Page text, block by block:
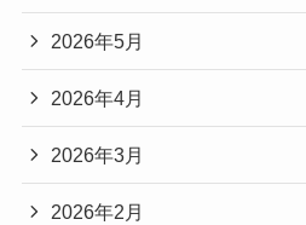
2026年5月
2026年4月
2026年3月
2026年2月